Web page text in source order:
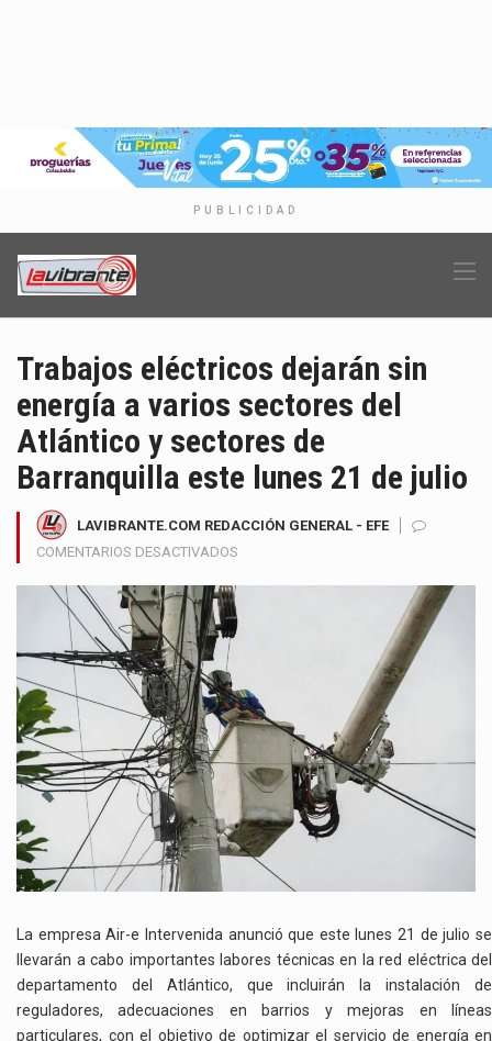
PUBLICIDAD
Trabajos eléctricos dejarán sin
energía a varios sectores del
Atlántico y sectores de
Barranquilla este lunes 21 de julio
LAVIBRANTE.COM REDACCIÓN GENERAL - EFE
COMENTARIOS DESACTIVADOS
DEJARÁN
A
VARIOS
SECTORES
DEL
ATLÁNTICO
SECTORES
DE
BARRANQUILLA
ESTE
21
DE
JULIO
La empresa Air-e Intervenida anunció que este lunes 21 de julio se
llevarán a cabo importantes labores técnicas en la red eléctrica del
departamento del Atlántico, que incluirán la instalación de
reguladores, adecuaciones en barrios y mejoras en líneas
particulares, con el objetivo de optimizar el servicio de energía en